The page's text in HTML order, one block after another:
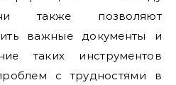
также позволяют
важные документы и
таких инструментов
с трудностями в